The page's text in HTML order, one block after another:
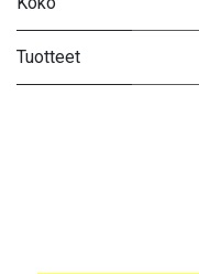
Tuotteet